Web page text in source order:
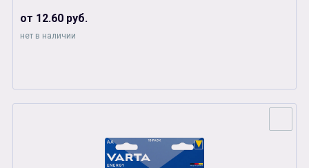
от 12.60 руб.
нет в наличии